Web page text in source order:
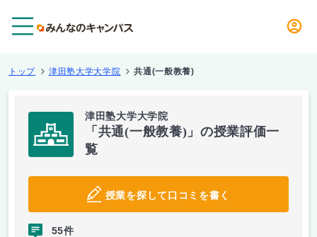
トップ 津田塾大学大学院 共通(一般教養)
津田塾大学大学院
「共通(一般教養)」の授業評価一
覧
授業を探して口コミを書く
55件